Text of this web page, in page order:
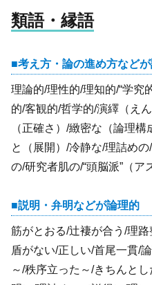
類語・縁語
考え方・論の進め方など
理論的/理性的/理知的/“学究
的/客観的/哲学的/演繹（え
（正確さ）/緻密な（論理
と（展開）/冷静な/理詰め
の/研究者肌の/“頭脳派”（ア
説明・弁明などが論理的
筋がとおる/辻褄が合う/理路
盾がない/正しい/首尾一貫/
～/秩序立った～/きちんと